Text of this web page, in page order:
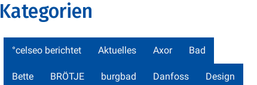
Kategorien
°celseo berichtet Aktuelles Axor Bad
Bette BRÖTJE burgbad Danfoss Design